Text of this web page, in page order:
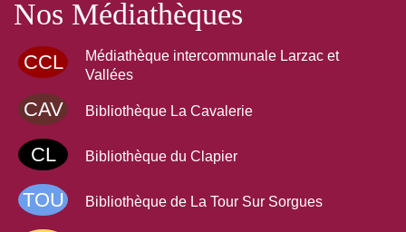
Nos Médiathèques
CCL
Médiathèque intercommunale Larzac et
Vallées
CAV Bibliothèque La Cavalerie
CL Bibliothèque du Clapier
TOU Bibliothèque de La Tour Sur Sorgues